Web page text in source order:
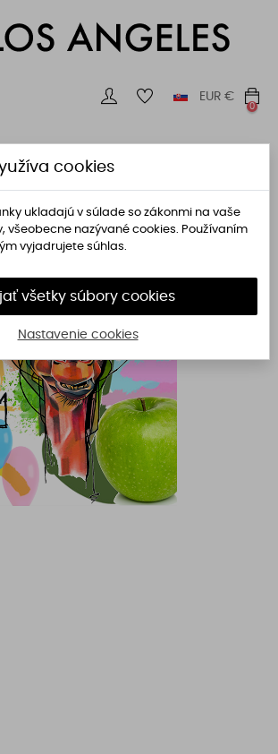
EUR €
0
cookies
ukladajú v súlade so zákonmi na vaše
všeobecne nazývané cookies. Používaním
vyjadrujete súhlas.
všetky súbory cookies
Nastavenie cookies